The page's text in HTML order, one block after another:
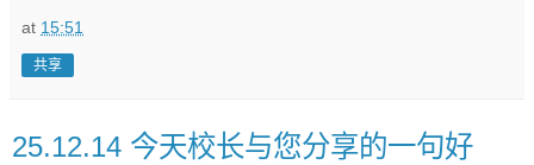
at 15:51
共享
25.12.14 今天校长与您分享的一句好